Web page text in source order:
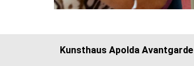
Kunsthaus Apolda Avantgarde